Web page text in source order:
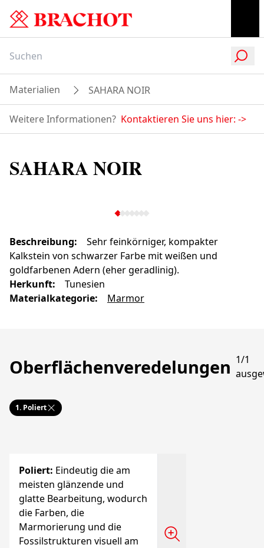
Materialien SAHARA NOIR
Weitere Informationen? Kontaktieren Sie uns hier: ->
SAHARA NOIR
Beschreibung:
Sehr feinkörniger, kompakter
Kalkstein von schwarzer Farbe mit weißen und
goldfarbenen Adern (eher geradlinig).
Herkunft:
Tunesien
Materialkategorie: Marmor
Oberflächenveredelungen 1/1
1. Poliert
Poliert: Eindeutig die am
meisten glänzende und
glatte Bearbeitung, wodurch
die Farben, die
Marmorierung und die
Fossilstrukturen visuell am